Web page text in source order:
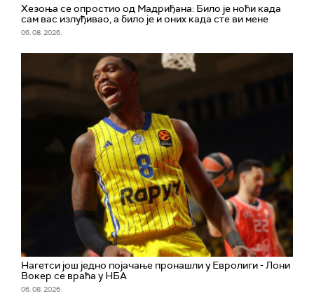
Хезоња се опростио од Мадриђана: Било је ноћи када
сам вас излуђивао, а било је и оних када сте ви мене
06. 08. 2026.
Нагетси још једно појачање пронашли у Евролиги - Лони
Вокер се враћа у НБА
06. 08. 2026.